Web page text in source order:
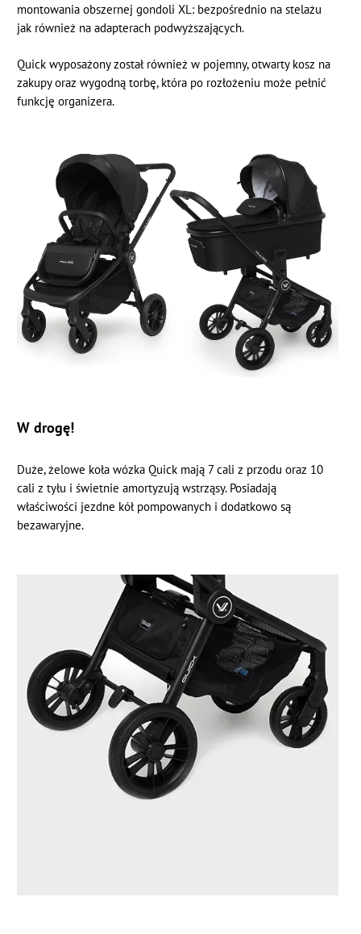
montowania obszernej gondoli XL: bezpośrednio na stelażu
jak również na adapterach podwyższających.
Quick wyposażony został również w pojemny, otwarty kosz na
zakupy oraz wygodną torbę, która po rozłożeniu może pełnić
funkcję organizera.
W drogę!
Duże, żelowe koła wózka Quick mają 7 cali z przodu oraz 10
cali z tyłu i świetnie amortyzują wstrząsy. Posiadają
właściwości jezdne kół pompowanych i dodatkowo są
bezawaryjne.